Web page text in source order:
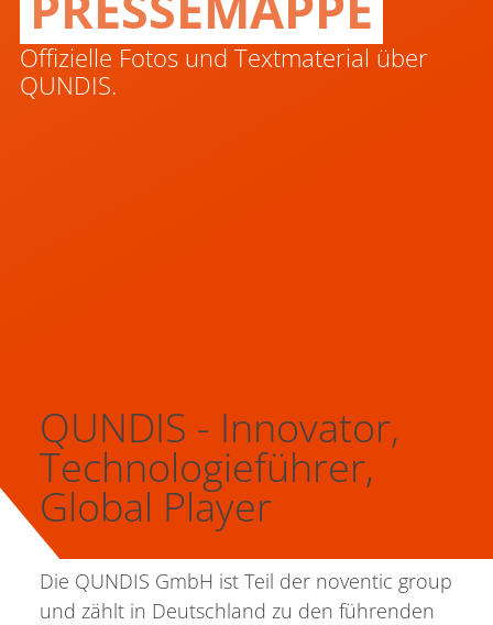
Offizielle Fotos und Textmaterial über
QUNDIS.
QUNDIS - Innovator,
Technologieführer,
Global Player
Die QUNDIS GmbH ist Teil der noventic group
und zählt in Deutschland zu den führenden